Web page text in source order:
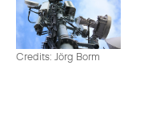
Credits: Jörg Borm